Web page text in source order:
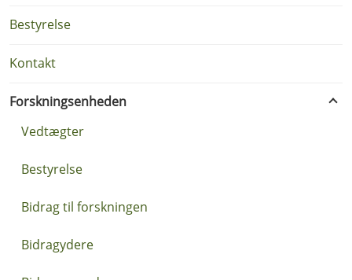
Bestyrelse
Kontakt
Forskningsenheden
Vedtægter
Bestyrelse
Bidrag til forskningen
Bidragydere